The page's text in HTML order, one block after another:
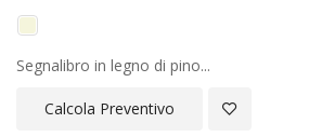
Segnalibro in legno di pino...
Calcola Preventivo Aggiungi